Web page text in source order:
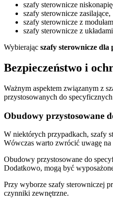
szafy sterownicze
szafy sterownicze zasilające,
szafy sterownicze z
szafy sterownicze z
Wybierając szafy sterownicze dla
Bezpieczeństwo i
Ważnym aspektem związanym z
przystosowanych do
Obudowy przystosowane
W niektórych przypadkach, szafy
Wówczas warto zwrócić uwagę na
Obudowy przystosowane do
Dodatkowo, mogą być
Przy wyborze szafy sterowniczej
czynniki zewnętrzne.